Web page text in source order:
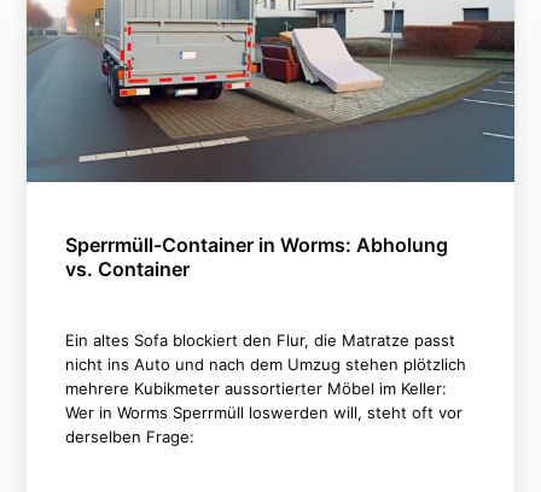
09.02.2026 7 MIN READ
Sperrmüll-Container in Worms: Abholung
vs. Container
Ein altes Sofa blockiert den Flur, die Matratze passt
nicht ins Auto und nach dem Umzug stehen plötzlich
mehrere Kubikmeter aussortierter Möbel im Keller:
Wer in Worms Sperrmüll loswerden will, steht oft vor
derselben Frage: